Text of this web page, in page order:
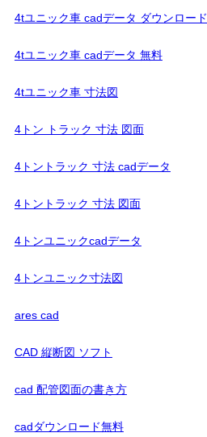
4tユニック車 cadデータ ダウンロード
4tユニック車 cadデータ 無料
4tユニック車 寸法図
4トン トラック 寸法 図面
4トントラック 寸法 cadデータ
4トントラック 寸法 図面
4トンユニックcadデータ
4トンユニック寸法図
ares cad
CAD 縦断図 ソフト
cad 配管図面の書き方
cadダウンロード無料